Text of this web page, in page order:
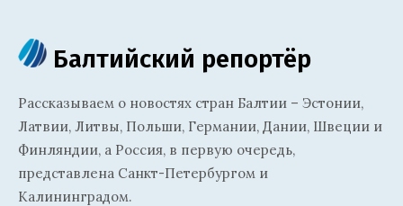
Балтийский репортёр
Рассказываем о новостях стран Балтии – Эстонии,
Латвии, Литвы, Польши, Германии, Дании, Швеции и
Финляндии, а Россия, в первую очередь,
представлена Санкт-Петербургом и
Калининградом.